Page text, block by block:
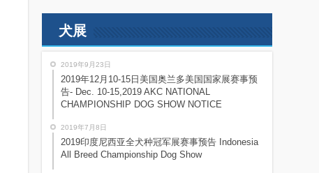
犬展
2019年9月23日
2019年12月10-15日美国奥兰多美国国家展赛事预
告- Dec. 10-15,2019 AKC NATIONAL
CHAMPIONSHIP DOG SHOW NOTICE
2019年7月8日
2019印度尼西亚全犬种冠军展赛事预告 Indonesia
All Breed Championship Dog Show